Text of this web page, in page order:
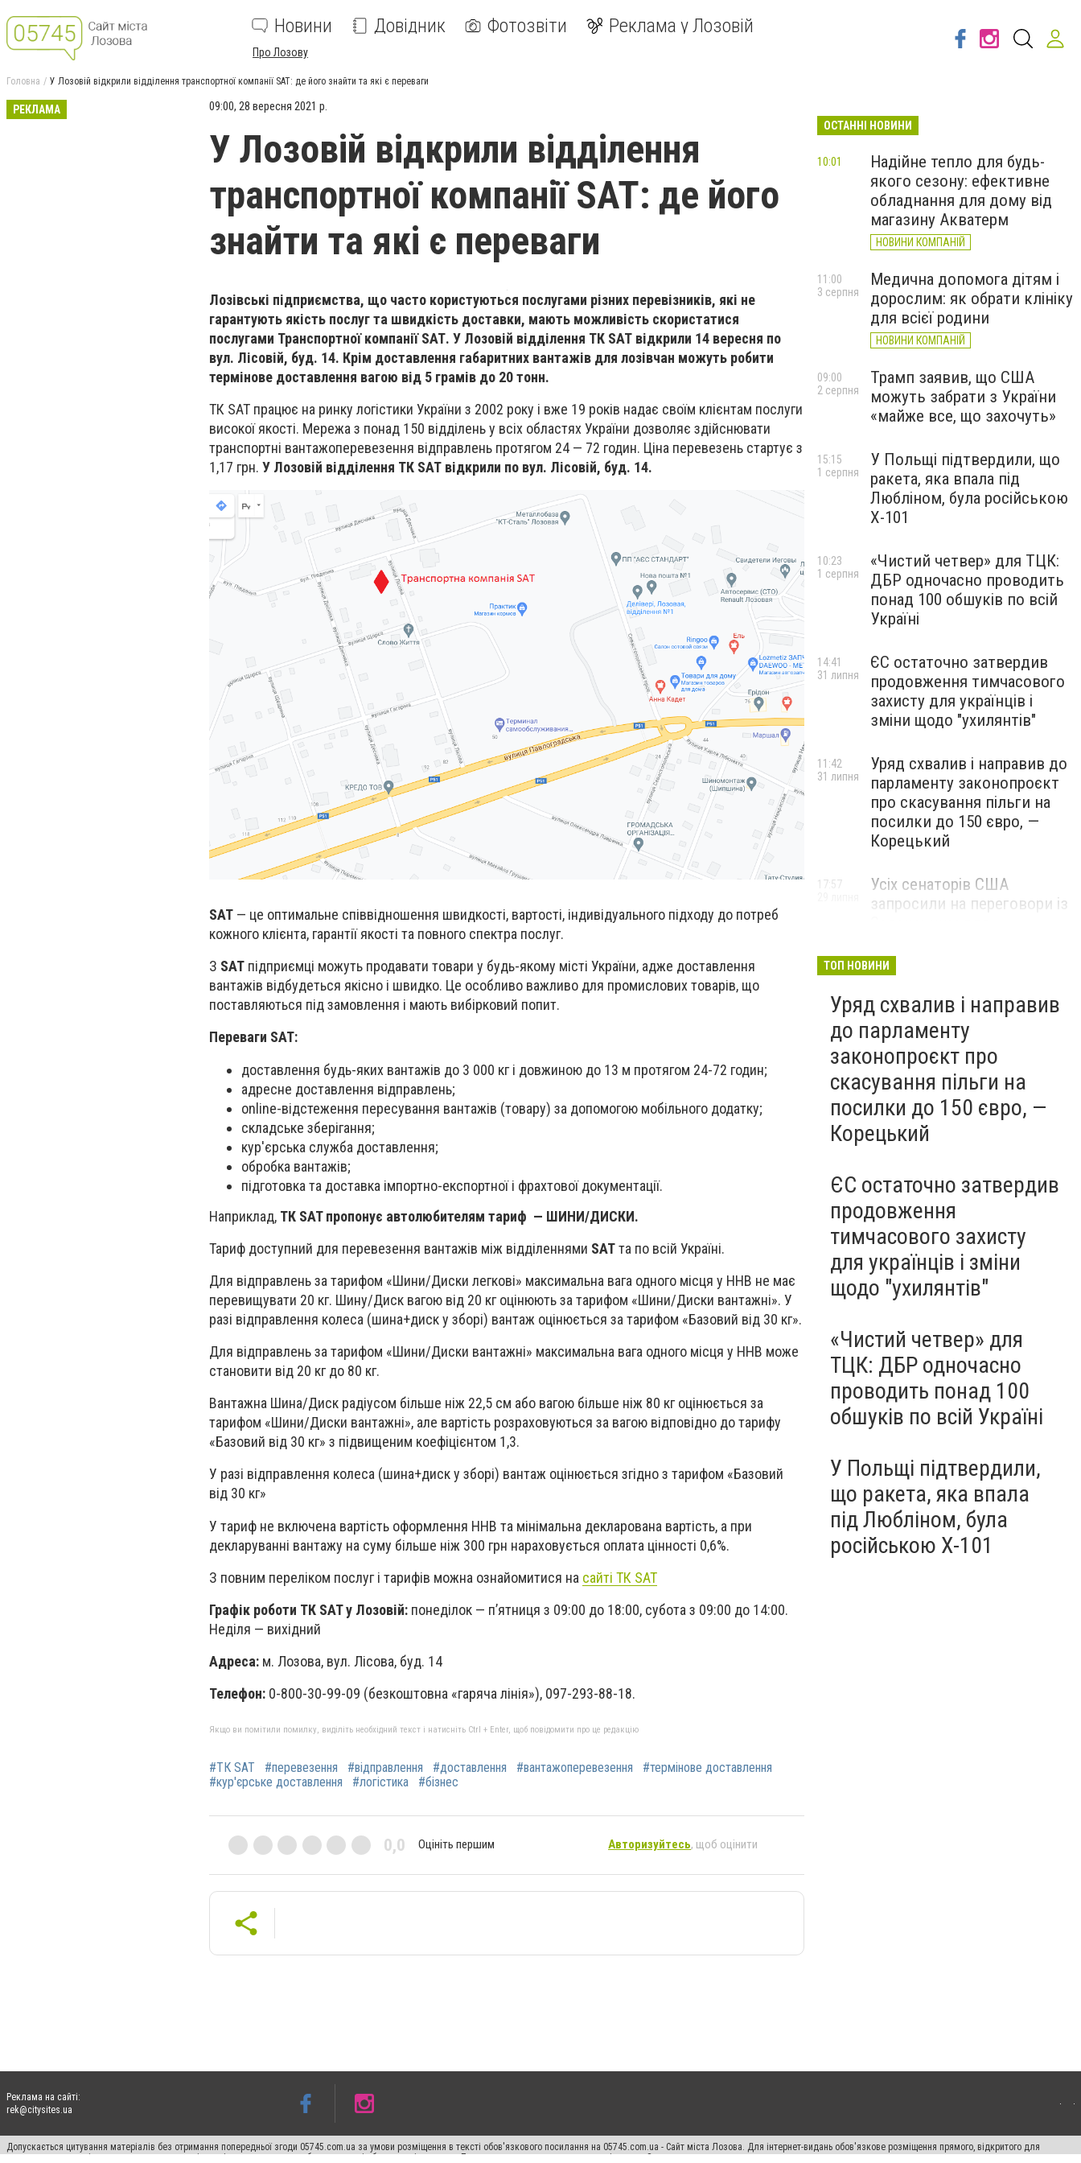
Новини Довідник Фотозвіти Реклама у Лозовій
Про Лозову
Головна У Лозовій відкрили відділення транспортної компанії SAT: де його знайти та які є переваги
РЕКЛАМА 09:00, 28 вересня 2021 р.
У Лозовій відкрили відділення
транспортної компанії SAT: де його
знайти та які є переваги
Лозівські підприємства, що часто користуються послугами різних перевізників, які не
гарантують якість послуг та швидкість доставки, мають можливість скористатися
послугами Транспортної компанії SАТ. У Лозовій відділення ТК SАТ відкрили 14 вересня по
вул. Лісовій, буд. 14. Крім доставлення габаритних вантажів для лозівчан можуть робити
термінове доставлення вагою від 5 грамів до 20 тонн.
ТК SAT працює на ринку логістики України з 2002 року і вже 19 років надає своїм клієнтам послуги
високої якості. Мережа з понад 150 відділень у всіх областях України дозволяє здійснювати
транспортні вантажоперевезення відправлень протягом 24 — 72 годин. Ціна перевезень стартує з
1,17 грн. У Лозовій відділення ТК SАТ відкрили по вул. Лісовій, буд. 14.
SAT — це оптимальне співвідношення швидкості, вартості, індивідуального підходу до потреб
кожного клієнта, гарантії якості та повного спектра послуг.
З SAT підприємці можуть продавати товари у будь-якому місті України, адже доставлення
вантажів відбудеться якісно і швидко. Це особливо важливо для промислових товарів, що
поставляються під замовлення і мають вибірковий попит.
Переваги SAT:
доставлення будь-яких вантажів до 3 000 кг і довжиною до 13 м протягом 24-72 годин;
адресне доставлення відправлень;
online-відстеження пересування вантажів (товару) за допомогою мобільного додатку;
складське зберігання;
кур'єрська служба доставлення;
обробка вантажів;
підготовка та доставка імпортно-експортної і фрахтової документації.
Наприклад, ТК SAT пропонує автолюбителям тариф — ШИНИ/ДИСКИ.
Тариф доступний для перевезення вантажів між відділеннями SATта по всій Україні.
Для відправлень за тарифом «Шини/Диски легкові» максимальна вага одного місця у ННВ не має
перевищувати 20 кг. Шину/Диск вагою від 20 кг оцінюють за тарифом «Шини/Диски вантажні». У
разі відправлення колеса (шина+диск у зборі) вантаж оцінюється за тарифом «Базовий від 30 кг».
Для відправлень за тарифом «Шини/Диски вантажні» максимальна вага одного місця у ННВ може
становити від 20 кг до 80 кг.
Вантажна Шина/Диск радіусом більше ніж 22,5 см або вагою більше ніж 80 кг оцінюється за
тарифом «Шини/Диски вантажні», але вартість розраховуються за вагою відповідно до тарифу
«Базовий від 30 кг» з підвищеним коефіцієнтом 1,3.
У разі відправлення колеса (шина+диск у зборі) вантаж оцінюється згідно з тарифом «Базовий
від 30 кг»
У тариф не включена вартість оформлення ННВ та мінімальна декларована вартість, а при
декларуванні вантажу на суму більше ніж 300 грн нараховується оплата цінності 0,6%.
З повним переліком послуг і тарифів можна ознайомитися на сайті ТК SAT
Графік роботи ТК SAT у Лозовій: понеділок — п’ятниця з 09:00 до 18:00, субота з 09:00 до 14:00.
Неділя — вихідний
Адреса: м. Лозова, вул. Лісова, буд. 14
Телефон: 0-800-30-99-09 (безкоштовна «гаряча лінія»), 097-293-88-18.
Якщо ви помітили помилку, виділіть необхідний текст і натисніть Ctrl + Enter, щоб повідомити про це редакцію
#ТК SAT #перевезення #відправлення #доставлення #вантажоперевезення
#термінове доставлення
#кур'єрське доставлення
#логістика #бізнес
0,0 Оцініть першим Авторизуйтесь, щоб оцінити
ОСТАННІ НОВИНИ
Надійне тепло для будь-
якого сезону: ефективне
обладнання для дому від
магазину Акватерм
НОВИНИ КОМПАНІЙ
10:01
Медична допомога дітям і
дорослим: як обрати клініку
для всієї родини
НОВИНИ КОМПАНІЙ
11:00
3 серпня
Трамп заявив, що США
можуть забрати з України
«майже все, що захочуть»
09:00
2 серпня
У Польщі підтвердили, що
ракета, яка впала під
Любліном, була російською
Х-101
15:15
1 серпня
«Чистий четвер» для ТЦК:
ДБР одночасно проводить
понад 100 обшуків по всій
Україні
10:23
1 серпня
ЄС остаточно затвердив
продовження тимчасового
захисту для українців і
зміни щодо "ухилянтів"
14:41
31 липня
Уряд схвалив і направив до
парламенту законопроєкт
про скасування пільги на
посилки до 150 євро, —
Корецький
11:42
31 липня
Усіх сенаторів США
запросили на переговори із
Росії, – The Hill
17:57
ТОП НОВИНИ
Уряд схвалив і направив
до парламенту
законопроєкт про
скасування пільги на
посилки до 150 євро, —
Корецький
ЄС остаточно затвердив
продовження
тимчасового захисту
для українців і зміни
щодо "ухилянтів"
«Чистий четвер» для
ТЦК: ДБР одночасно
проводить понад 100
обшуків по всій Україні
У Польщі підтвердили,
що ракета, яка впала
під Любліном, була
російською Х-101
Реклама на сайті:
rek@citysites.ua
Допускається цитування матеріалів без отримання попередньої згоди 05745.com.ua за умови розміщення в тексті обов'язкового посилання на 05745.com.ua - Сайт міста Лозова. Для інтернет-видань обов'язкове розміщення прямого, відкритого для
пошукових систем гіперпосилання на цитовані статті не нижче другого абзацу в тексті або в якості джерела. Порушення виняткових прав переслідується Законом.